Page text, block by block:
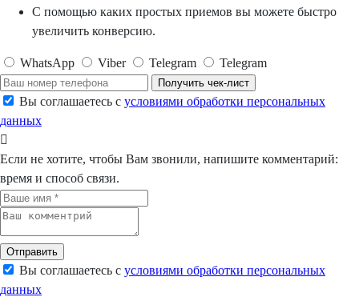
С помощью каких простых приемов вы можете быстро
увеличить конверсию.
WhatsApp Viber Telegram Telegram
Получить чек-лист
Вы соглашаетесь с условиями обработки персональных
данных
Если не хотите, чтобы Вам звонили, напишите комментарий:
время и способ связи.
Отправить
Вы соглашаетесь с условиями обработки персональных
данных